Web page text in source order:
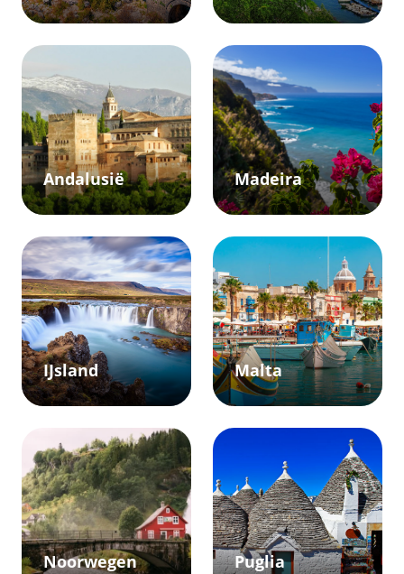
Andalusië Madeira
IJsland Malta
Noorwegen Puglia